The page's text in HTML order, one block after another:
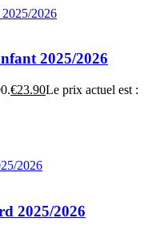
2025/2026
€23.90Le prix actuel est :
2025/2026